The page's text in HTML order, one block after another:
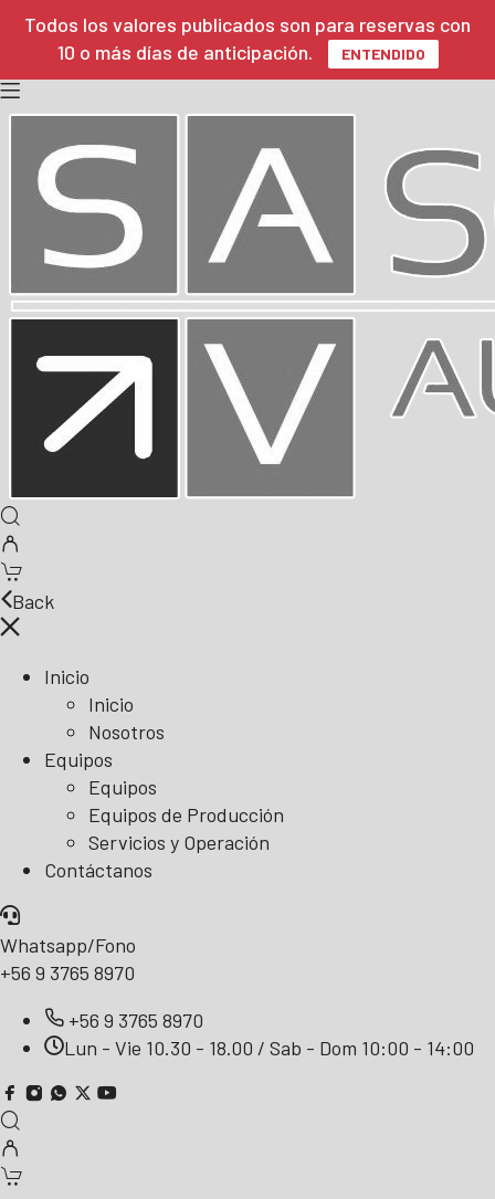
Todos los valores publicados son para reservas con
10 o más días de anticipación.
ENTENDIDO
Back
Inicio
Inicio
Nosotros
Equipos
Equipos
Equipos de Producción
Servicios y Operación
Contáctanos
Whatsapp/Fono
+56 9 3765 8970
+56 9 3765 8970
Lun - Vie 10.30 - 18.00 / Sab - Dom 10:00 - 14:00